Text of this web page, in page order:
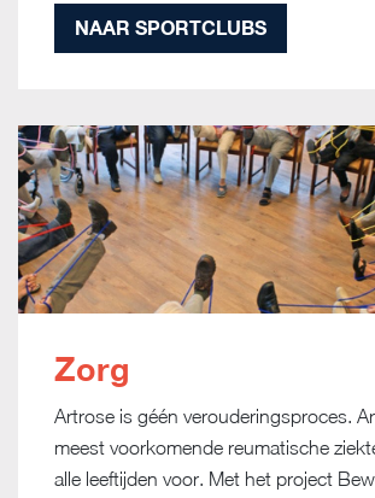
NAAR SPORTCLUBS
Zorg
Artrose is géén verouderingsproces.
meest voorkomende reumatische
alle leeftijden voor. Met het project